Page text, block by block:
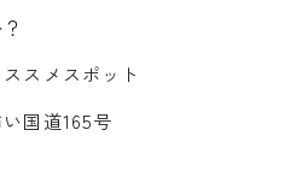
スメスポット
国道165号